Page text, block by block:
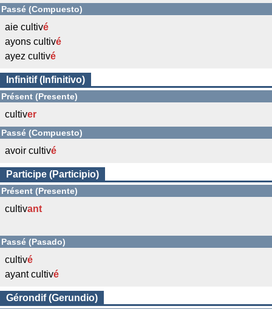
Passé (Compuesto)
aie cultivé
ayons cultivé
ayez cultivé
Infinitif (Infinitivo)
Présent (Presente)
cultiver
Passé (Compuesto)
avoir cultivé
Participe (Participio)
Présent (Presente)
cultivant
Passé (Pasado)
cultivé
ayant cultivé
Gérondif (Gerundio)